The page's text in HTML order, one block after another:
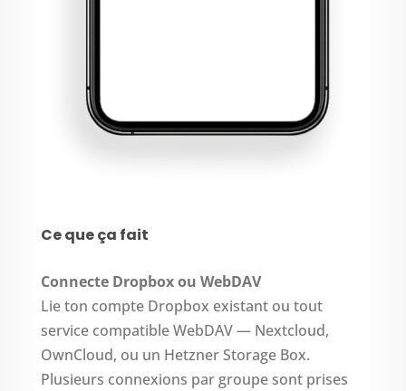
Ce que ça fait
Connecte Dropbox ou WebDAV
Lie ton compte Dropbox existant ou tout
service compatible WebDAV — Nextcloud,
OwnCloud, ou un Hetzner Storage Box.
Plusieurs connexions par groupe sont prises